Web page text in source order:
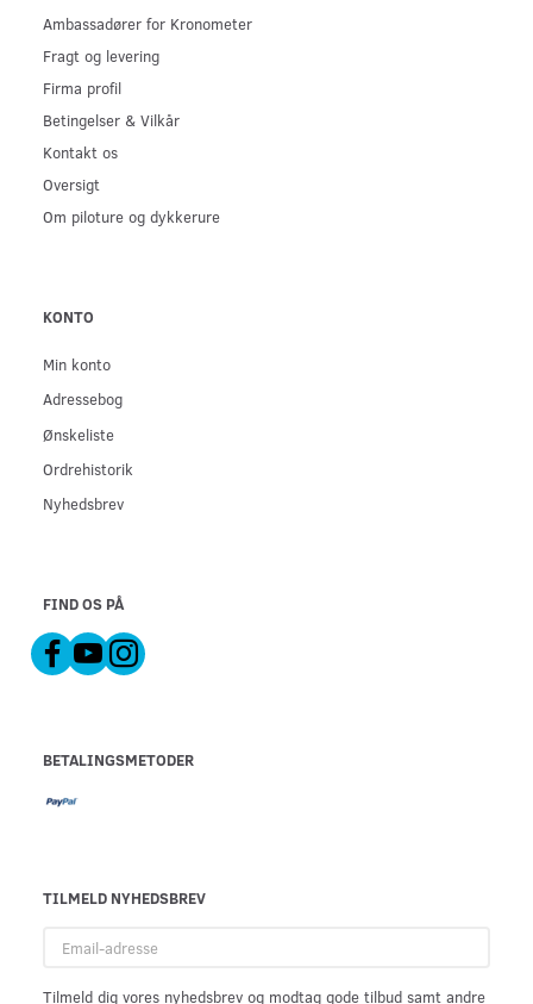
Ambassadører for Kronometer
Fragt og levering
Firma profil
Betingelser & Vilkår
Kontakt os
Oversigt
Om piloture og dykkerure
KONTO
Min konto
Adressebog
Ønskeliste
Ordrehistorik
Nyhedsbrev
FIND OS PÅ
BETALINGSMETODER
TILMELD NYHEDSBREV
adresse
Tilmeld dig vores nyhedsbrev og modtag gode tilbud samt andre